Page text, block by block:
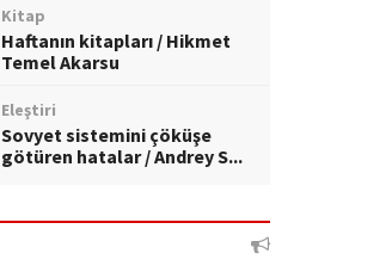
Kitap
Haftanın kitapları / Hikmet
Temel Akarsu
Eleştiri
Sovyet sistemini çöküşe
götüren hatalar / Andrey S...